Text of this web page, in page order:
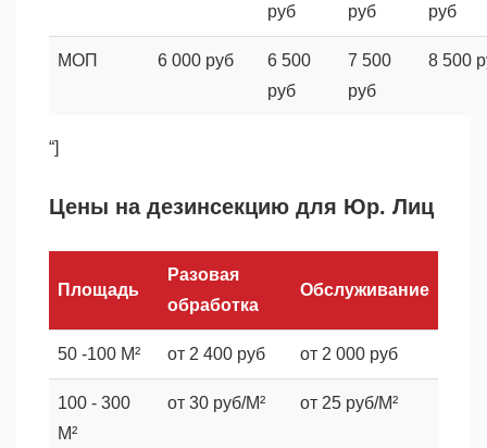
руб
руб
руб
МОП 6 000 руб
6 500
руб
7 500
руб
8 500
“]
Цены на дезинсекцию для Юр. Лиц
Площадь
Разовая
обработка
Обслуживание
50 -100 М² от 2 400 руб от 2 000 руб
100 - 300
М²
от 30 руб/М² от 25 руб/М²